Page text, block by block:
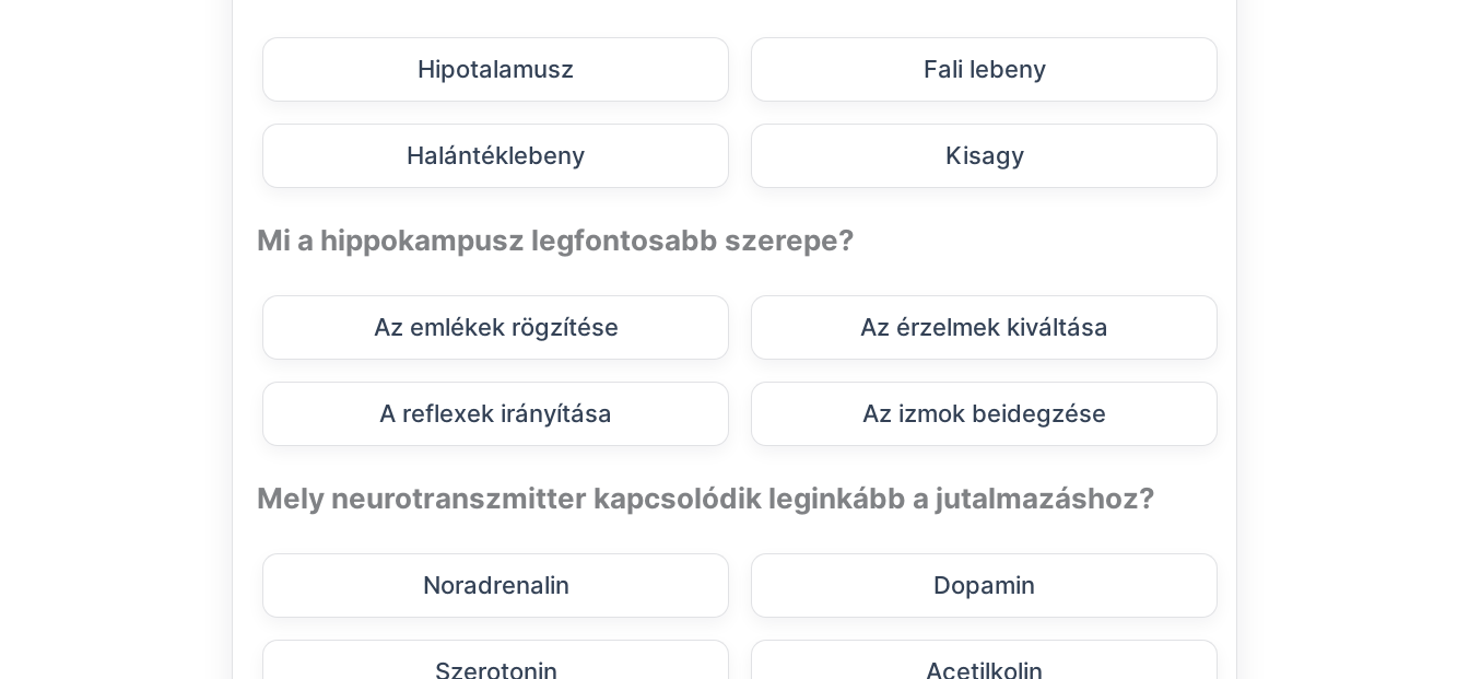
Hipotalamusz Fali lebeny
Halántéklebeny Kisagy
Mi a hippokampusz legfontosabb szerepe?
Az emlékek rögzítése Az érzelmek kiváltása
A reflexek irányítása Az izmok beidegzése
Mely neurotranszmitter kapcsolódik leginkább a jutalmazáshoz?
Noradrenalin Dopamin
Szerotonin Acetilkolin